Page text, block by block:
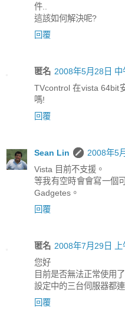
件..
這該如何解決呢?
回覆
匿名 2008年5月28日 中
TVcontrol 在vista 64bit
嗎!
回覆
Sean Lin
2008年5
Vista 目前不支援。
等我有空時會會寫一個
Gadgetes。
回覆
匿名 2008年7月29日 上
您好
目前是否無法正常使用了
設定中的三台伺服器都連
回覆